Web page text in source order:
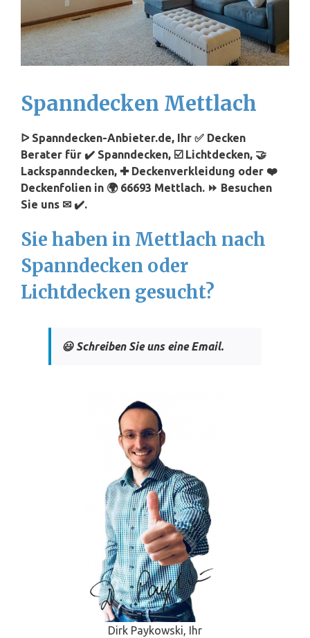
Spanndecken Mettlach
ᐅ Spanndecken-Anbieter.de, Ihr ✅ Decken
Berater für ✔️ Spanndecken, ☑️ Lichtdecken, 🤝
Lackspanndecken, ✚ Deckenverkleidung oder ❤️
Deckenfolien in 🌍 66693 Mettlach. ⏩ Besuchen
Sie uns ✉ ✔️.
Sie haben in Mettlach nach
Spanndecken oder
Lichtdecken gesucht?
😃 Schreiben Sie uns eine Email.
Dirk Paykowski, Ihr